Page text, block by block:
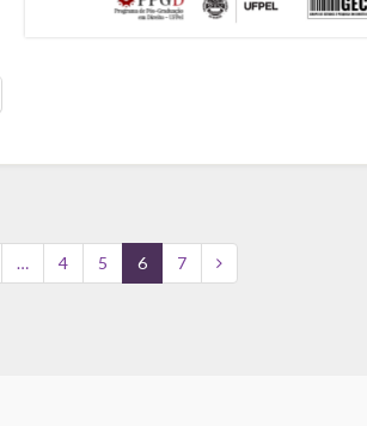
… 4 5 6 7